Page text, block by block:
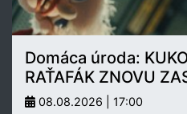
Domáca úroda:
RAŤAFÁK ZNOVU
08.08.2026 | 17:00